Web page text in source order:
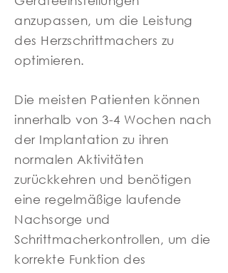
anzupassen, um die Leistung
des Herzschrittmachers zu
optimieren.
Die meisten Patienten können
innerhalb von 3-4 Wochen nach
der Implantation zu ihren
normalen Aktivitäten
zurückkehren und benötigen
eine regelmäßige laufende
Nachsorge und
Schrittmacherkontrollen, um die
korrekte Funktion des